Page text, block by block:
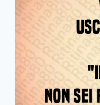
MAI